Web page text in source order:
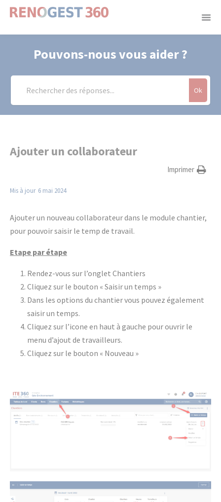
Pouvons-nous vous aider ?
Ok
Ajouter un collaborateur
Imprimer
Mis à jour 6 mai 2024
Ajouter un nouveau collaborateur dans le module chantier,
pour pouvoir saisir le temp de travail.
Etape par étape
Rendez-vous sur l’onglet Chantiers
Cliquez sur le bouton « Saisir un temps »
Dans les options du chantier vous pouvez également
saisir un temps.
Cliquez sur l’icone en haut à gauche pour ouvrir le
menu d’ajout de travailleurs.
Cliquez sur le bouton « Nouveau »
Panneau de gestion des cookies